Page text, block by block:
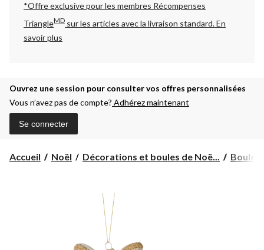
*Offre exclusive pour les membres Récompenses
TriangleMD sur les articles avec la livraison standard.En
savoir plus
Ouvrez une session pour consulter vos offres personnalisées
Vous n’avez pas de compte? Adhérez maintenant
Se connecter
Accueil Noël Décorations et boules de Noë... Boules